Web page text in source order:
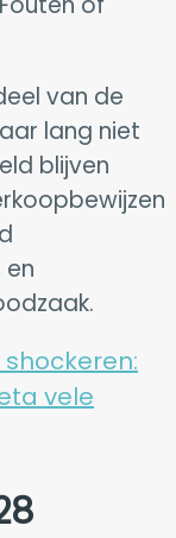
van de
lang niet
blijven
shockeren:
vele